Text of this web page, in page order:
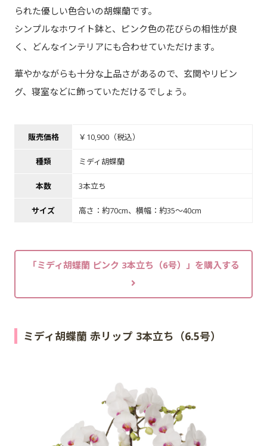
られた優しい色合いの胡蝶蘭です。
シンプルなホワイト鉢と、ピンク色の花びらの相性が良
く、どんなインテリアにも合わせていただけます。
華やかながらも十分な上品さがあるので、玄関やリビン
グ、寝室などに飾っていただけるでしょう。
販売価格 ￥10,900（税込）
種類 ミディ胡蝶蘭
本数 3本立ち
サイズ 高さ：約70cm、横幅：約35～40cm
「ミディ胡蝶蘭 ピンク 3本立ち（6号）」を購入する
ミディ胡蝶蘭 赤リップ 3本立ち（6.5号）